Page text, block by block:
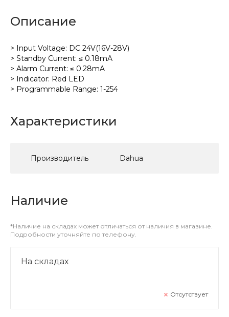
Описание
> Input Voltage: DC 24V(16V-28V)
> Standby Current: ≤ 0.18mA
> Alarm Current: ≤ 0.28mA
> Indicator: Red LED
> Programmable Range: 1-254
Характеристики
Производитель Dahua
Наличие
*Наличие на складах может отличаться от наличия в магазине.
Подробности уточняйте по телефону.
На складах
Отсутствует